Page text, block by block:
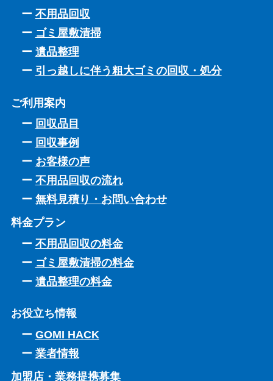
不用品回収
ゴミ屋敷清掃
遺品整理
引っ越しに伴う粗大ゴミの回収・処分
ご利用案内
回収品目
回収事例
お客様の声
不用品回収の流れ
無料見積り・お問い合わせ
料金プラン
不用品回収の料金
ゴミ屋敷清掃の料金
遺品整理の料金
お役立ち情報
GOMI HACK
業者情報
加盟店・業務提携募集